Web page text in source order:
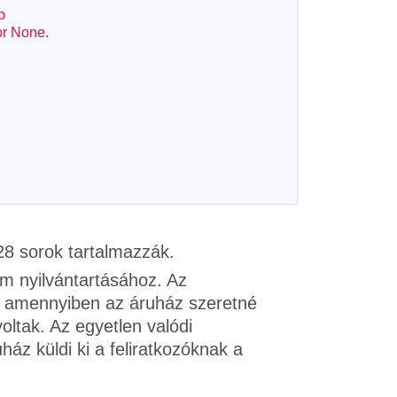
None.
sorok tartalmazzák.
nyilvántartásához. Az
az áruház szeretné
Az egyetlen valódi
küldi ki a feliratkozóknak a